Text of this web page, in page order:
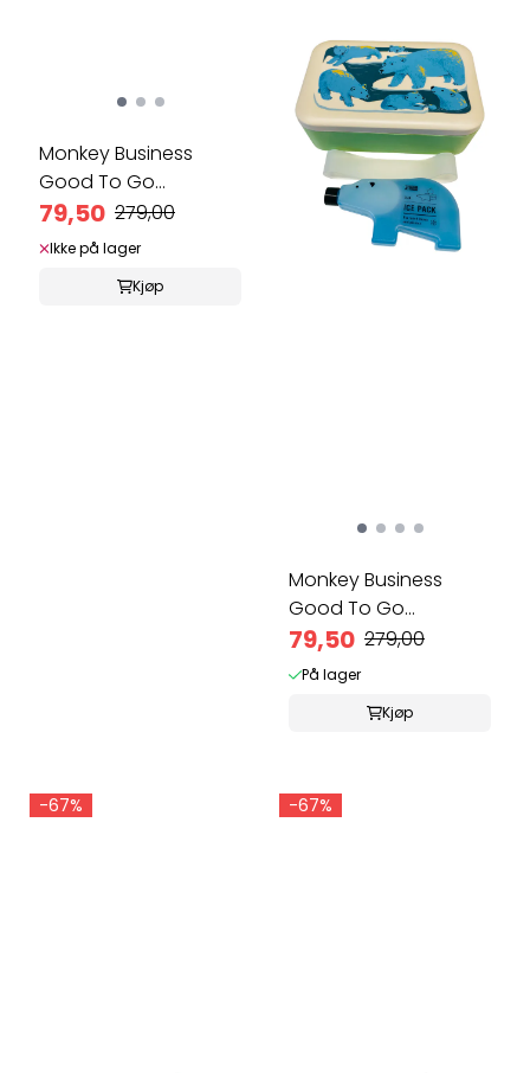
Monkey Business
Good To Go
lunsjboks ...
79,50 279,00
Ikke på lager
Kjøp
Monkey Business
Good To Go
lunsjboks med ...
79,50 279,00
På lager
Kjøp
-67% -67%